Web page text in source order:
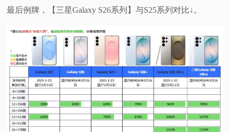
最后例牌，【三星Galaxy S26系列】与S25系列对比↓。